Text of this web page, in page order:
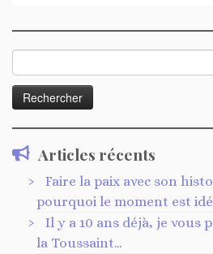
Articles récents
Faire la paix avec son
pourquoi le moment est
Il y a 10 ans déjà, je vous
la Toussaint…